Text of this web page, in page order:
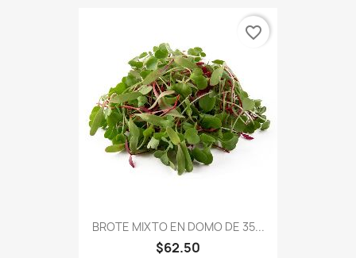
BROTE MIXTO EN DOMO DE 35...
$62.50
favorite_border